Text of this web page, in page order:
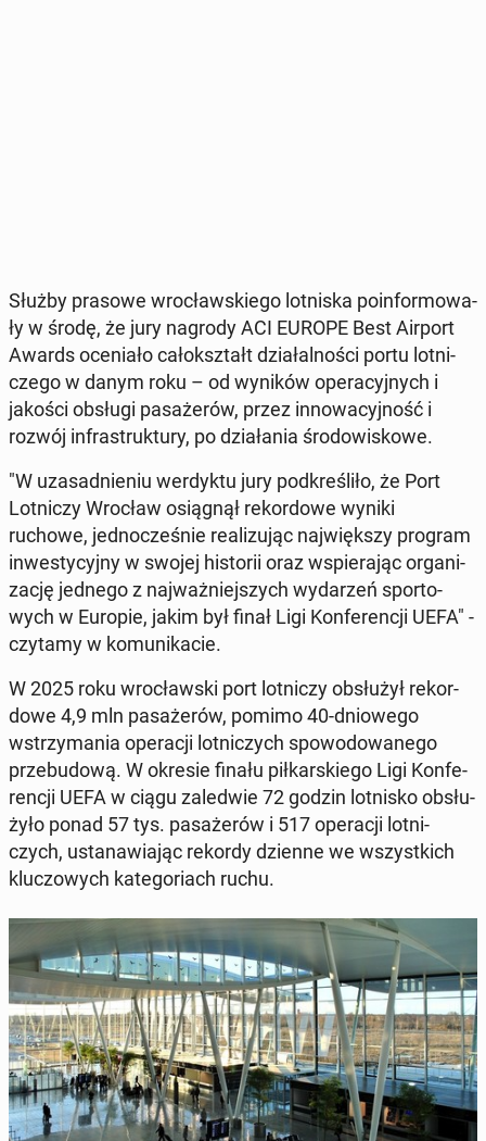
Służby prasowe wro­cław­skie­go lot­ni­ska po­in­for­mo­wa­
ły w środę, że jury nagrody ACI EUROPE Best Airport
Awards oce­nia­ło ca­ło­kształt dzia­łal­no­ści portu lot­ni­
cze­go w danym roku – od wyników ope­ra­cyj­nych i
jakości obsługi pa­sa­że­rów, przez in­no­wa­cyj­ność i
rozwój in­fra­struk­tu­ry, po dzia­ła­nia śro­do­wi­sko­we.
"W uza­sad­nie­niu wer­dyk­tu jury pod­kre­śli­ło, że Port
Lot­ni­czy Wrocław osią­gnął re­kor­do­we wyniki
ruchowe, jed­no­cze­śnie re­ali­zu­jąc naj­więk­szy program
in­we­sty­cyj­ny w swojej hi­sto­rii oraz wspie­ra­jąc or­ga­ni­
za­cję jednego z naj­waż­niej­szych wy­da­rzeń spor­to­
wych w Europie, jakim był finał Ligi Kon­fe­ren­cji UEFA" -
czytamy w ko­mu­ni­ka­cie.
W 2025 roku wro­cław­ski port lot­ni­czy ob­słu­żył re­kor­
do­we 4,9 mln pa­sa­że­rów, pomimo 40-dnio­we­go
wstrzy­ma­nia ope­ra­cji lot­ni­czych spo­wo­do­wa­ne­go
prze­bu­do­wą. W okresie finału pił­kar­skie­go Ligi Kon­fe­
ren­cji UEFA w ciągu za­le­d­wie 72 godzin lot­ni­sko ob­słu­
ży­ło ponad 57 tys. pa­sa­że­rów i 517 ope­ra­cji lot­ni­
czych, usta­na­wia­jąc rekordy dzienne we wszyst­kich
klu­czo­wych ka­te­go­riach ruchu.